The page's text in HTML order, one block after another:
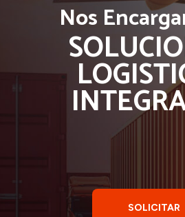
Nos
SOLICITAR